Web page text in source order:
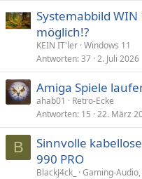
Systemabbild WIN
möglich!?
KEIN IT'ler Windows 11
Antworten 37 2. Juli 2026
Amiga Spiele
ahab01
Retro-Ecke
Antworten 15 22. März
B
Sinnvolle
990 PRO
BlackJ4ck_
Gaming-